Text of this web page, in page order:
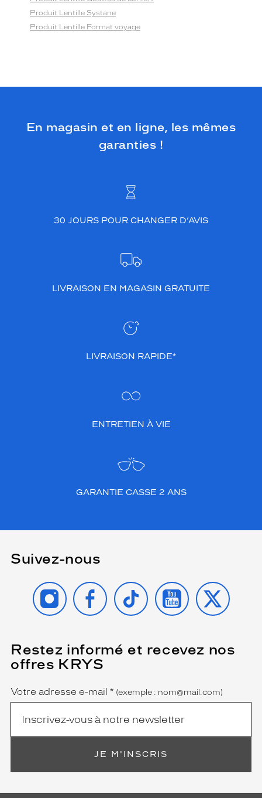
Produit Lentille Systane
Produit Lentille Format voyage
En magasin et en ligne, les mêmes
garanties !
30 JOURS POUR CHANGER D’AVIS
LIVRAISON EN MAGASIN GRATUITE
LIVRAISON RAPIDE*
ENTRETIEN À VIE
GARANTIE CASSE 2 ANS
Suivez-nous
INSTAGRAMFACEBOOK
TIKTOK YOUTUBE
X
Restez informé et recevez nos
offres KRYS
Name
Votre adresse e-mail *
(Ce
champ
est
obligatoire)
(exemple : nom@mail.com)
JE M'INSCRIS